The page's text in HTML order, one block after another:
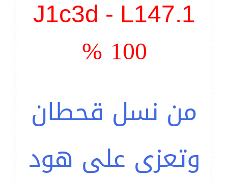
J1c3d - L147.1
100 %
من نسل قحطان
وتعزى على هود